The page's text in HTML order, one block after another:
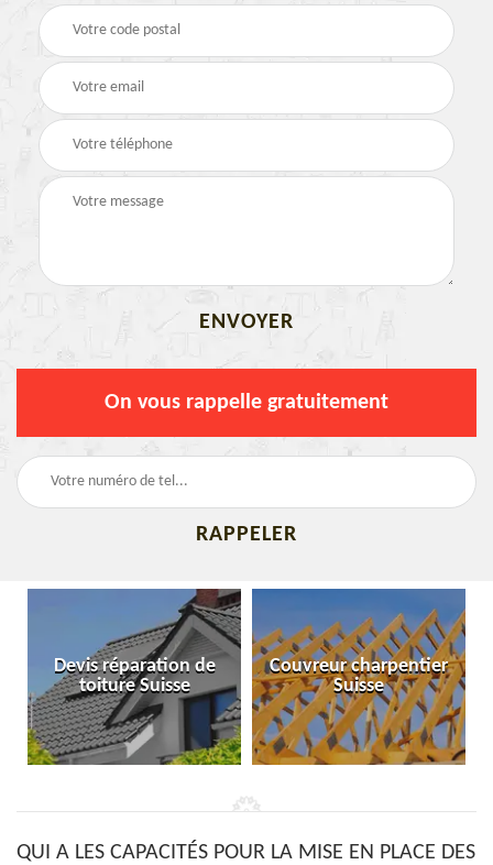
On vous rappelle gratuitement
Couvreur charpentier
Suisse
Bâchage de toiture
Suisse
QUI A LES CAPACITÉS POUR LA MISE EN PLACE DES